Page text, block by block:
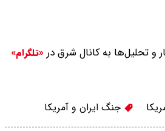
و تحلیل‌ها به کانال شرق در «تلگرام»
جنگ ایران و آمریکا